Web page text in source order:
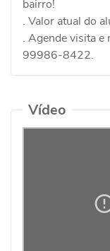
bairro!
. Valor atual do
. Agende visita
99986-8422.
Vídeo